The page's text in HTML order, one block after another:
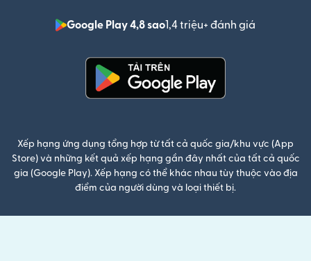
Google Play 4,8 sao1,4 triệu+ đánh giá
Xếp hạng ứng dụng tổng hợp từ tất cả quốc gia/khu vực (App
Store) và những kết quả xếp hạng gần đây nhất của tất cả quốc
gia (Google Play). Xếp hạng có thể khác nhau tùy thuộc vào địa
điểm của người dùng và loại thiết bị.